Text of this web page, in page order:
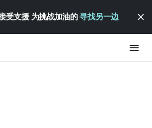
受支援 为挑战加油的寻找另一边